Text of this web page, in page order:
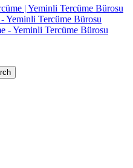
| Yeminli Tercüme Bürosu
Yeminli Tercüme Bürosu
- Yeminli Tercüme Bürosu